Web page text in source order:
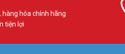
hàng hóa chính hãng
tiện lợi